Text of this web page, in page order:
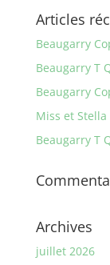
Articles
Beaugarry
Beaugarry T
Beaugarry
Miss et Stella
Beaugarry T
Archives
juillet 2026